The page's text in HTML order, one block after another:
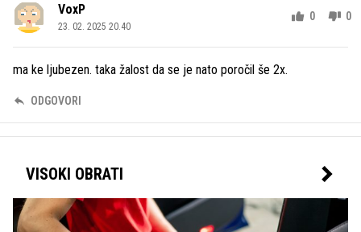
VoxP
23. 02. 2025 20.40
0 0
ma ke ljubezen. taka žalost da se je nato poročil še 2x.
ODGOVORI
VISOKI OBRATI